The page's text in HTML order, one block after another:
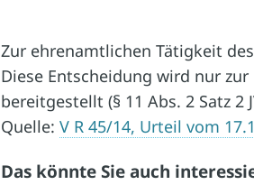
Zur ehrenamtlichen Tätigkeit
Diese Entscheidung wird nur
bereitgestellt (§ 11 Abs. 2 Satz 2
Quelle:V R 45/14, Urteil vom
Das könnte Sie auch